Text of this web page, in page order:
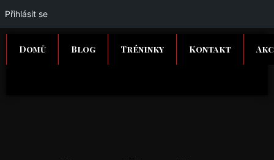
Přihlásit se
Domů Blog Tréninky Kontakt